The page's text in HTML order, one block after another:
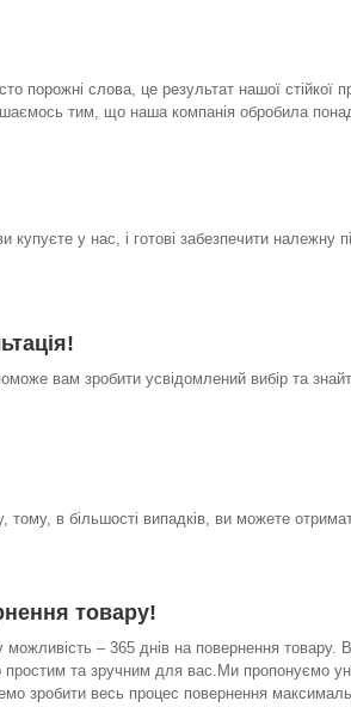
порожні слова, це результат нашої
тим, що наша компанія обробила
у нас, і готові забезпечити належну
вам зробити усвідомлений вибір та
тому, в більшості випадків, ви можете
товару!
– 365 днів на повернення товару.
та зручним для вас.Ми пропонуємо
зробити весь процес повернення